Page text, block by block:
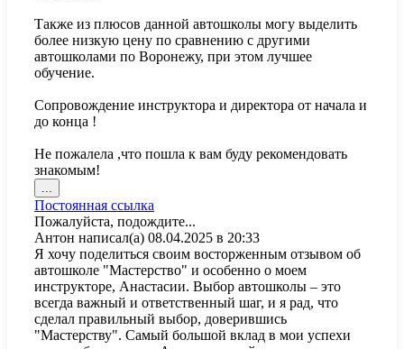
Также из плюсов данной автошколы могу выделить
более низкую цену по сравнению с другими
автошколами по Воронежу, при этом лучшее
обучение.
Сопровождение инструктора и директора от начала и
до конца !
Не пожалела ,что пошла к вам буду рекомендовать
знакомым!
этот
метабокс
в
другое
состояние.
Постоянная ссылка
Пожалуйста, подождите...
Антон написал(а) 08.04.2025 в 20:33
Я хочу поделиться своим восторженным отзывом об
автошколе "Мастерство" и особенно о моем
инструкторе, Анастасии. Выбор автошколы – это
всегда важный и ответственный шаг, и я рад, что
сделал правильный выбор, доверившись
"Мастерству". Самый большой вклад в мои успехи